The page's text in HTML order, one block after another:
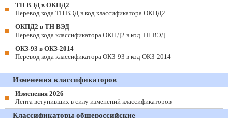
ТН ВЭД в ОКПД2
Перевод кода ТН ВЭД в код классификатора ОКПД2
ОКПД2 в ТН ВЭД
Перевод кода классификатора ОКПД2 в код ТН ВЭД
ОКЗ-93 в ОКЗ-2014
Перевод кода классификатора ОКЗ-93 в код ОКЗ-2014
Изменения классификаторов
Изменения 2026
Лента вступивших в силу изменений классификаторов
Классификаторы общероссийские